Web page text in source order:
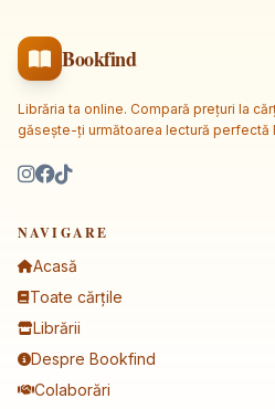
Bookfind
Librăria ta online. Compară prețuri la
găsește-ți următoarea lectură perfectă
NAVIGARE
Acasă
Toate cărțile
Librării
Despre Bookfind
Colaborări